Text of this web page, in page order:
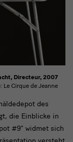
des
die Einblicke in
#9“ widmet sich
Directeur, 2007
Le Cirque de Jeanne